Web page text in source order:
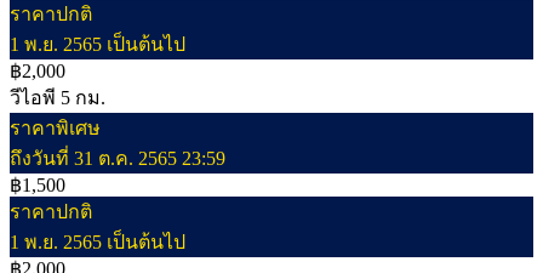
ราคาปกติ
1 พ.ย. 2565 เป็นต้นไป
฿2,000
วีไอพี 5 กม.
ราคาพิเศษ
ถึงวันที่ 31 ต.ค. 2565 23:59
฿1,500
ราคาปกติ
1 พ.ย. 2565 เป็นต้นไป
฿2,000